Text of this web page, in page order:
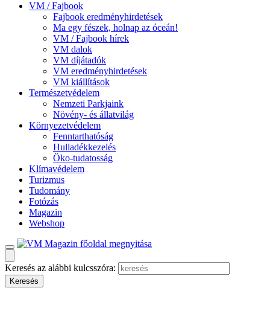
VM / Fajbook
Fajbook eredményhirdetések
Ma egy fészek, holnap az óceán!
VM / Fajbook hírek
VM dalok
VM díjátadók
VM eredményhirdetések
VM kiállítások
Természetvédelem
Nemzeti Parkjaink
Növény- és állatvilág
Környezetvédelem
Fenntarthatóság
Hulladékkezelés
Öko-tudatosság
Klímavédelem
Turizmus
Tudomány
Fotózás
Magazin
Webshop
Keresés az alábbi kulcsszóra: